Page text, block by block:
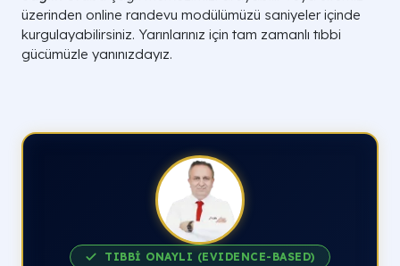
üzerinden online randevu modülümüzü saniyeler içinde
kurgulayabilirsiniz. Yarınlarınız için tam zamanlı tıbbi
gücümüzle yanınızdayız.
TIBBİ ONAYLI (EVIDENCE-BASED)